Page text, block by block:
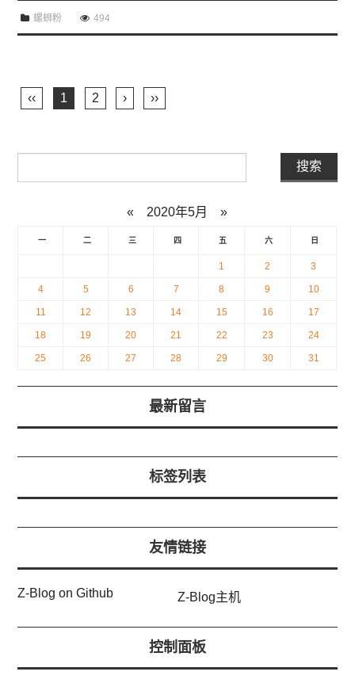
螺蛳粉 494
‹‹ 1 2 › ››
« 2020年5月 »
一 二 三 四 五 六 日
1 2 3
4 5 6 7 8 9 10
11 12 13 14 15 16 17
18 19 20 21 22 23 24
25 26 27 28 29 30 31
最新留言
标签列表
友情链接
Z-Blog on Github Z-Blog主机
控制面板